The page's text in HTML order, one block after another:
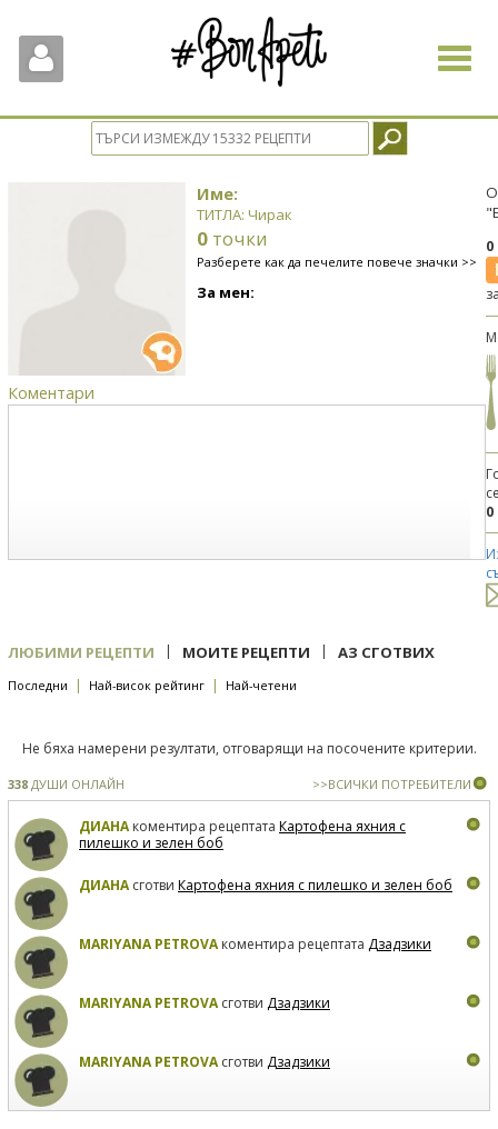
Toggle
Име:
ТИТЛА: Чирак
0 точки
Разберете как да печелите повече значки >>
За мен:
Коментари
0
ЛЮБИМИ РЕЦЕПТИ | МОИТЕ РЕЦЕПТИ | АЗ СГОТВИХ
Последни | Най-висок рейтинг | Най-четени
Не бяха намерени резултати, отговарящи на посочените критерии.
338 ДУШИ ОНЛАЙН >>ВСИЧКИ ПОТРЕБИТЕЛИ
ДИАНАкоментира рецептата Картофена яхния с
пилешко и зелен боб
ДИАНАсготви Картофена яхния с пилешко и зелен боб
MARIYANA PETROVAкоментира рецептата Дзадзики
MARIYANA PETROVAсготви Дзадзики
MARIYANA PETROVAсготви Дзадзики